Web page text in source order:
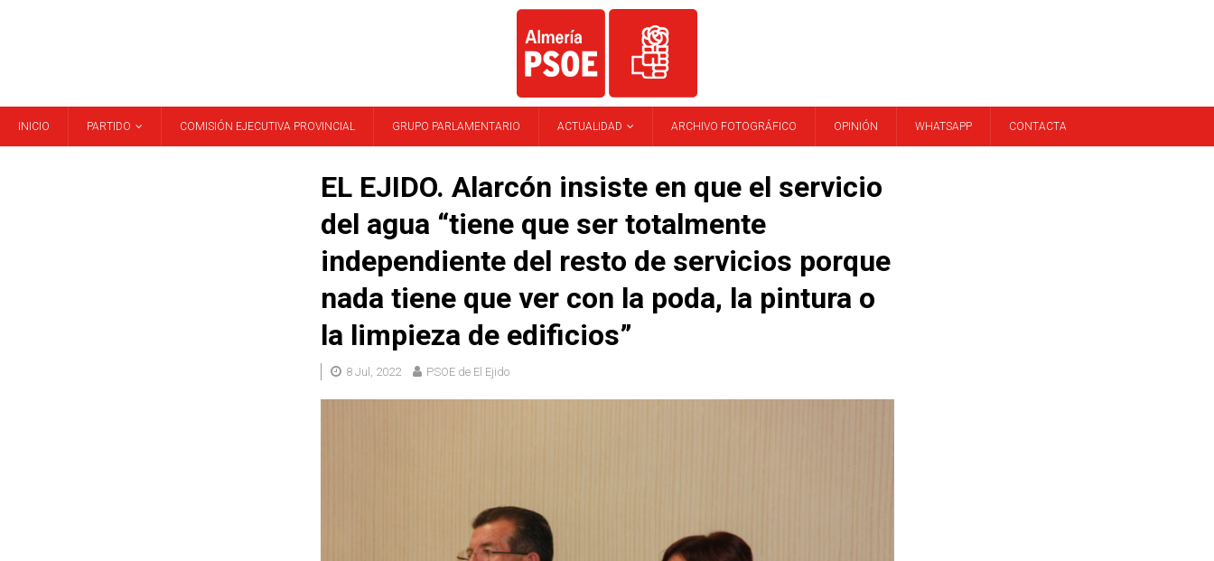
INICIO PARTIDO COMISIÓN EJECUTIVA PROVINCIAL GRUPO PARLAMENTARIO ACTUALIDAD ARCHIVO FOTOGRÁFICO OPINIÓN WHATSAPP CONTACTA
EL EJIDO. Alarcón insiste en que el servicio
del agua “tiene que ser totalmente
independiente del resto de servicios porque
nada tiene que ver con la poda, la pintura o
la limpieza de edificios”
8 Jul, 2022 PSOE de El Ejido